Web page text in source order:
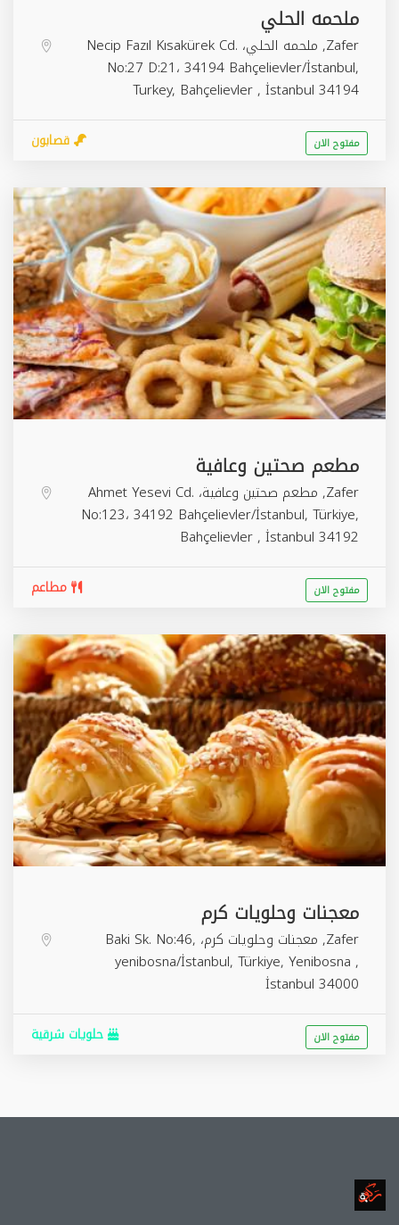
ملحمه الحلي
Zafer, ملحمه الحلي، Necip Fazıl Kısakürek Cd.
No:27 D:21، 34194 Bahçelievler/İstanbul,
Turkey, Bahçelievler, İstanbul 34194
قصابون مفتوح الان
مطعم صحتين وعافية
Zafer, مطعم صحتين وعافية، Ahmet Yesevi Cd.
No:123، 34192 Bahçelievler/İstanbul, Türkiye,
Bahçelievler, İstanbul 34192
مطاعم مفتوح الان
معجنات وحلويات كرم
Zafer, معجنات وحلويات كرم، Baki Sk. No:46,
yenibosna/İstanbul, Türkiye, Yenibosna ,
İstanbul 34000
حلويات شرقية مفتوح الان